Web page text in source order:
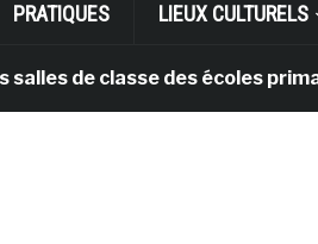
PRATIQUES LIEUX CULTURELS
classe des écoles primaires